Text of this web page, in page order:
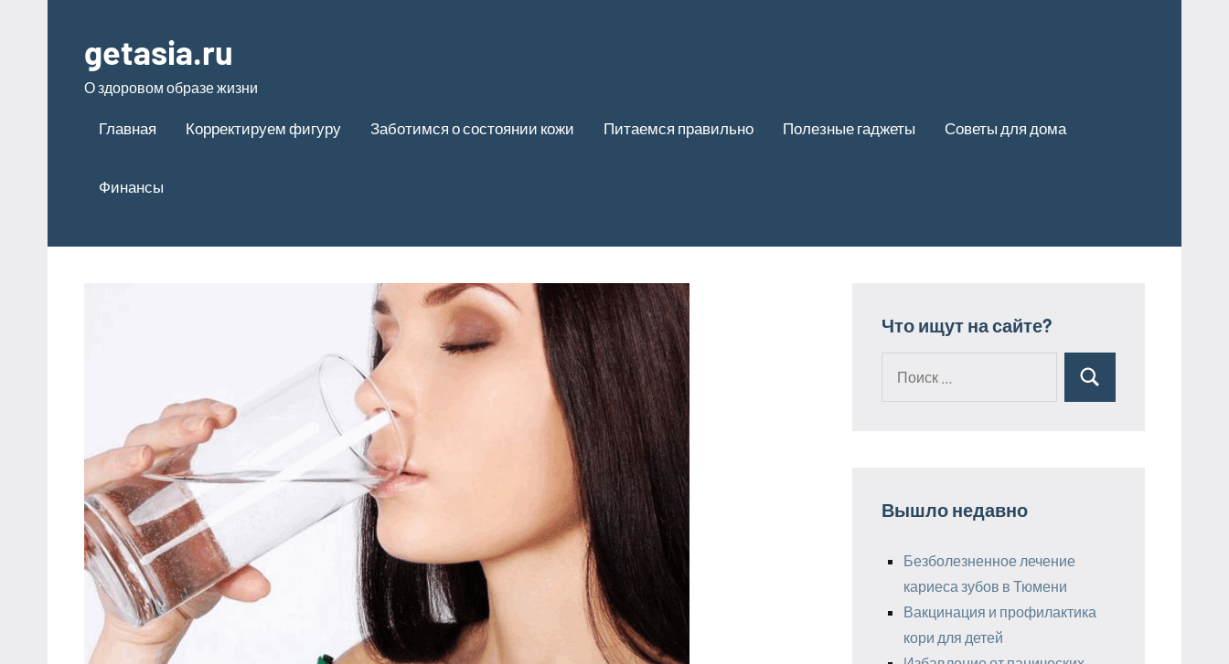
содержимому
getasia.ru
О здоровом образе жизни
Главная Корректируем фигуру Заботимся о состоянии кожи Питаемся правильно Полезные гаджеты Советы для дома
Финансы
Что ищут на сайте?
Поиск
Вышло недавно
Безболезненное лечение
кариеса зубов в Тюмени
Вакцинация и профилактика
кори для детей